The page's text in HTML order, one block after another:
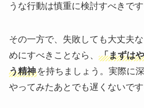
うな行動は慎重に検討すべきです
その一方で、失敗しても大丈夫
めにすべきことなら、 「まずは
う精神を持ちましょう。実際に
やってみたあとでも遅くないです